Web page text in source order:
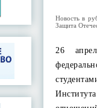
Новость в
Защита
26